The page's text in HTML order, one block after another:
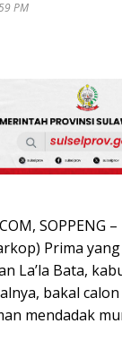
PM
Prima
La’la Bata,
bakal
mendadak